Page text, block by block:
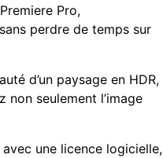
Pro,
perdre de temps sur
d’un paysage en HDR,
seulement l’image
une licence logicielle,